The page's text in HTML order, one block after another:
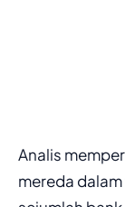
Analis
mereda